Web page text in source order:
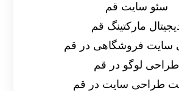
سئو سایت قم
مارکتینگ قم
سایت فروشگاهی در قم
طراحی لوگو در قم
طراحی سایت در قم